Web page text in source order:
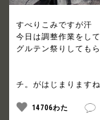
すべりこみですが汗
今日は調整作業をし
グルテン祭りしても
チ。がはじまります
14706わた